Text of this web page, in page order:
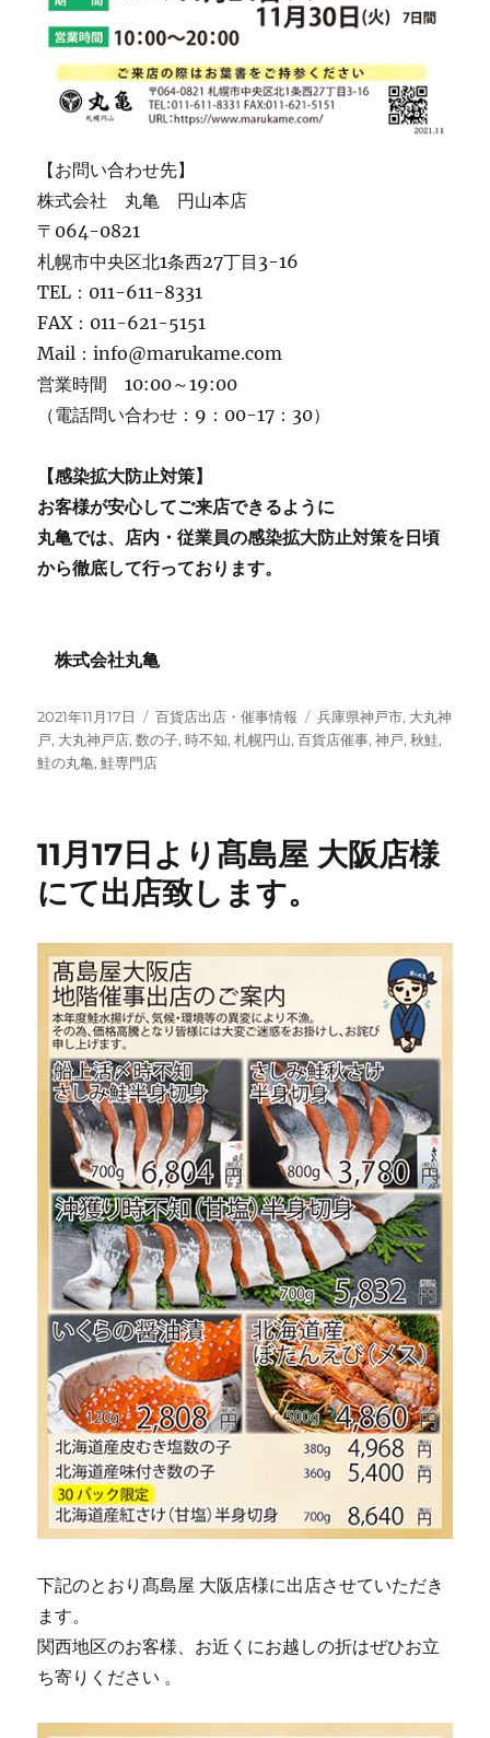
【お問い合わせ先】
株式会社 丸亀 円山本店
〒064-0821
札幌市中央区北1条西27丁目3-16
TEL：011-611-8331
FAX：011-621-5151
Mail：info@marukame.com
営業時間 10:00～19:00
（電話問い合わせ：9：00-17：30）
【感染拡大防止対策】
お客様が安心してご来店できるように
丸亀では、店内・従業員の感染拡大防止対策を日頃
から徹底して行っております。
株式会社丸亀
投
稿
日:
2021年11月17日
カ
テ
ゴ
百貨店出店・催事情報
タ
グ
兵庫県神戸市, 大丸神
戸, 大丸神戸店,数の子,時不知,札幌円山,百貨店催事,神戸,秋鮭,
鮭の丸亀,鮭専門店
11月17日より髙島屋 大阪店様
にて出店致します。
下記のとおり髙島屋 大阪店様に出店させていただき
ます。
関西地区のお客様、お近くにお越しの折はぜひお立
ち寄りください 。